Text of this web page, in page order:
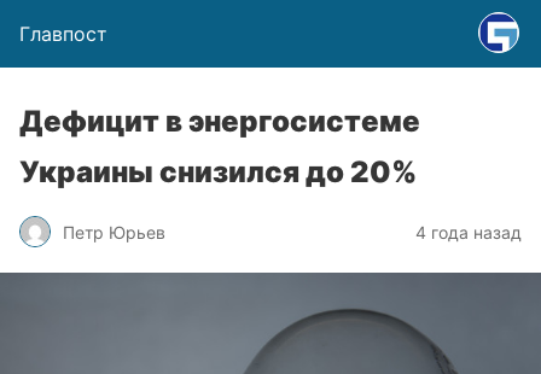
Главпост
Дефицит в энергосистеме
Украины снизился до 20%
Петр Юрьев 4 года назад